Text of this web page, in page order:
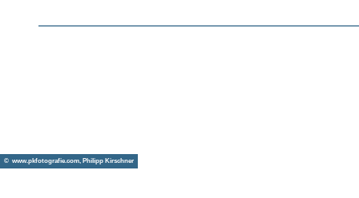
© www.pkfotografie.com, Philipp Kirschner